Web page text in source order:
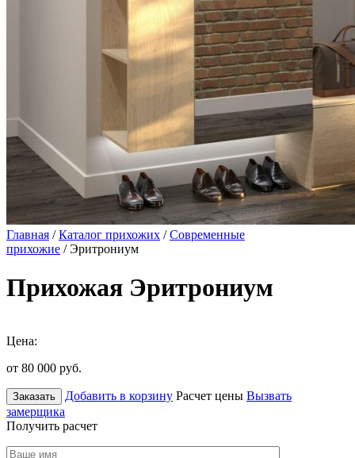
Главная /Каталог прихожих /Современные
прихожие / Эритрониум
Прихожая Эритрониум
Цена:
от 80 000 руб.
Заказать Добавить в корзину Расчет цены Вызвать
замерщика
Получить расчет